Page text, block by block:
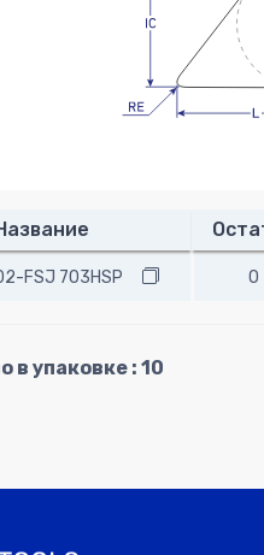
FSJ 703HSP 0
в упаковке : 10